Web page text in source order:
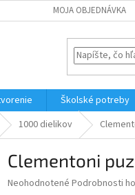
MOJA OBJEDNÁVKA
Školské potreby
1000 dielikov
Clementoni
Priemerné
Neohodnotené Podrobnosti